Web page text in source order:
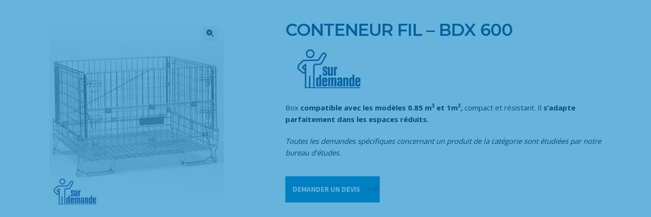
CONTENEUR FIL – BDX 600
Box compatible avec les modèles 0.85 m3 et 1m3, compact et résistant. Il s’adapte
parfaitement dans les espaces réduits.
Toutes les demandes spécifiques concernant un produit de la catégorie sont étudiées par notre
bureau d’études.
de
Conteneur
DEMANDER UN DEVIS